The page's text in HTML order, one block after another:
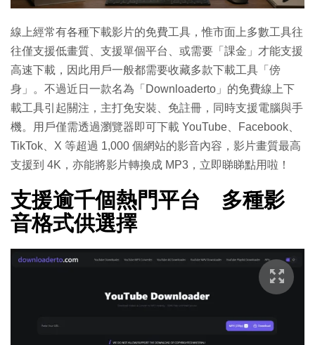
線上經常有各種下載影片的免費工具，惟市面上多數工具往
往僅支援低畫質、支援單個平台、或需要「課金」才能支援
高速下載，因此用戶一般都需要收藏多款下載工具「傍
身」。不過近日一款名為「Downloaderto」的免費線上下
載工具引起關注，主打免安裝、免註冊，同時支援電腦與手
機。用戶僅需透過瀏覽器即可下載 YouTube、Facebook、
TikTok、X 等超過 1,000 個網站的影音內容，影片畫質最高
支援到 4K，亦能將影片轉換成 MP3，立即睇睇點用啦！
支援逾千個熱門平台 多種影
音格式供選擇